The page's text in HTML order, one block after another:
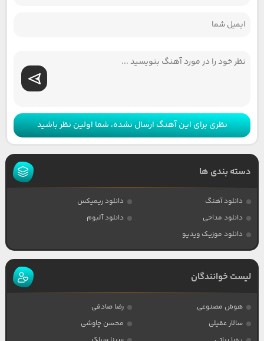
نظری برای این آهنگ ارسال نشده، شما اولین نظر باشید
دسته بندی ها
دانلود آهنگ
دانلود ریمیکس
دانلود مداحی
دانلود آلبوم
دانلود موزیک ویدیو
لیست خوانندگان
هوش مصنوعی
رضا صادقی
سالار عقیلی
محسن چاوشی